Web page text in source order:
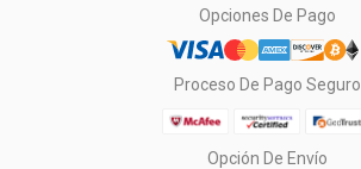
Opciones De Pago
Proceso De Pago Seguro
Opción De Envío